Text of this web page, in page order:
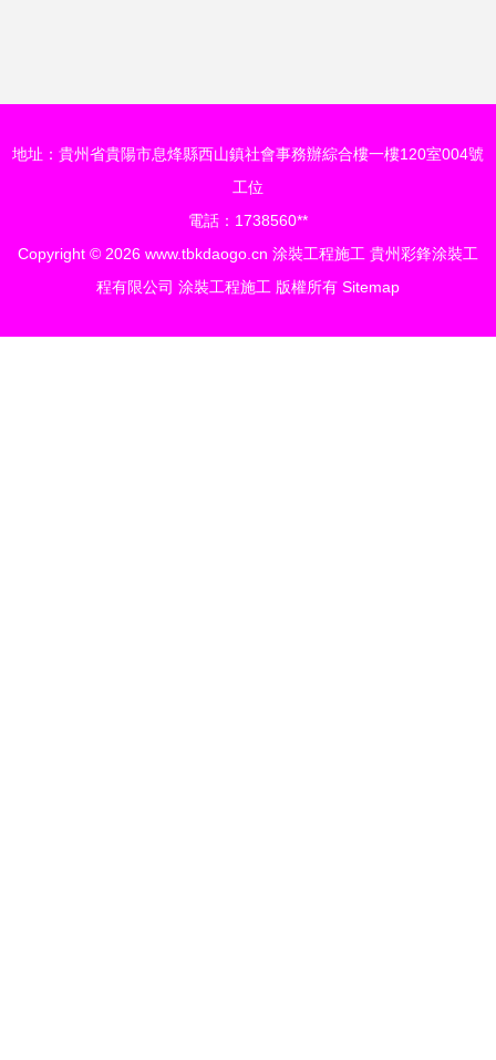
地址：貴州省貴陽市息烽縣西山鎮社會事務辦綜合樓一樓120室004號
工位
電話：1738560**
Copyright © 2026 www.tbkdaogo.cn 涂裝工程施工 貴州彩鋒涂裝工
程有限公司 涂裝工程施工 版權所有 Sitemap